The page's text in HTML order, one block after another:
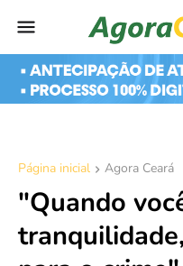
Página inicial Agora Ceará
"Quando